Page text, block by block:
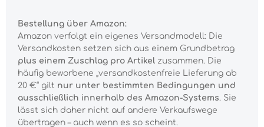
Bestellung über Amazon:
Amazon verfolgt ein eigenes Versandmodell: Die
Versandkosten setzen sich aus einem Grundbetrag
plus einem Zuschlag pro Artikel zusammen. Die
häufig beworbene „versandkostenfreie Lieferung ab
20 €“ gilt nur unter bestimmten Bedingungen und
ausschließlich innerhalb des Amazon-Systems. Sie
lässt sich daher nicht auf andere Verkaufswege
übertragen – auch wenn es so scheint.